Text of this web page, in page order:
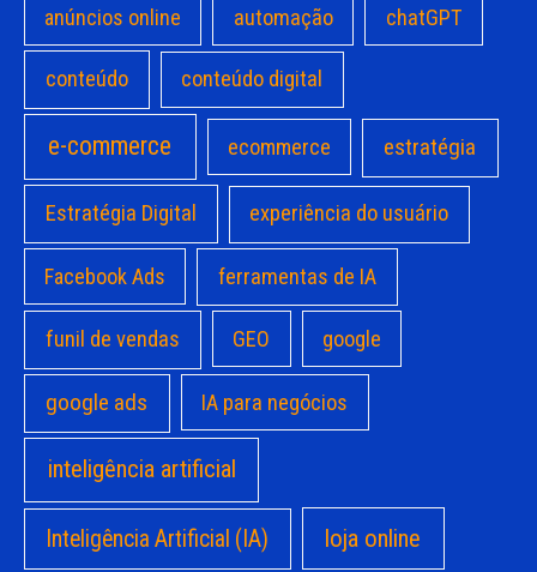
anúncios online automação chatGPT
conteúdo conteúdo digital
e-commerce ecommerce estratégia
Estratégia Digital experiência do usuário
Facebook Ads ferramentas de IA
funil de vendas GEO google
google ads IA para negócios
inteligência artificial
Inteligência Artificial (IA) loja online